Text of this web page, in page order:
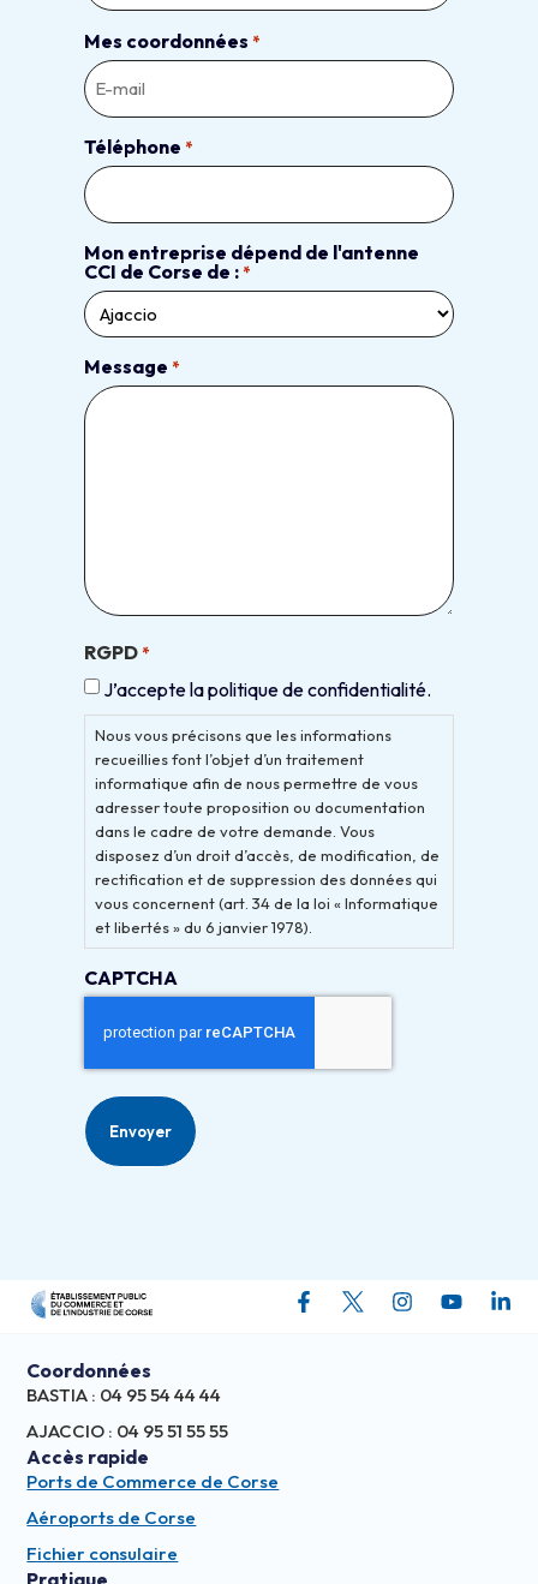
Mes coordonnées *
Téléphone *
Mon entreprise dépend de l'antenne
CCI de Corse de : *
Message *
RGPD *
J’accepte la politique de confidentialité.
Nous vous précisons que les informations
recueillies font l’objet d’un traitement
informatique afin de nous permettre de vous
adresser toute proposition ou documentation
dans le cadre de votre demande. Vous
disposez d’un droit d’accès, de modification, de
rectification et de suppression des données qui
vous concernent (art. 34 de la loi « Informatique
et libertés » du 6 janvier 1978).
CAPTCHA
Coordonnées
BASTIA : 04 95 54 44 44
AJACCIO : 04 95 51 55 55
Accès rapide
Ports de Commerce de Corse
Aéroports de Corse
Fichier consulaire